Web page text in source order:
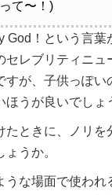
て〜！)
God！という言
セレブリティニ
すが、子供っぽい
ほうが良いでしょ
たときに、ノリ
ょうか。
うな場面で使われ